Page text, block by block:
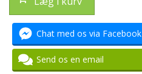
Chat med os via Facebook
Send os en email